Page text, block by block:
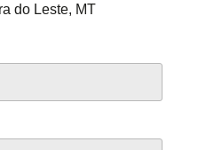
do Leste, MT